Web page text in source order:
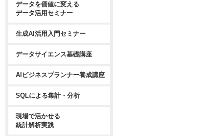
データを価値に変える
データ活用セミナー
生成AI活用入門セミナー
データサイエンス基礎講座
AIビジネスプランナー養成講座
SQLによる集計・分析
現場で活かせる
統計解析実践